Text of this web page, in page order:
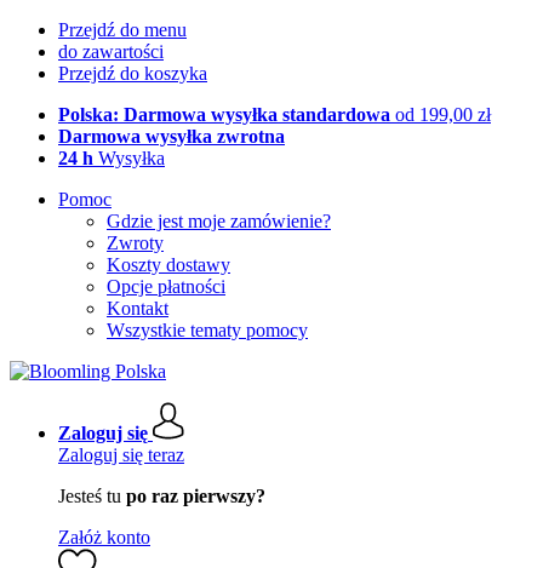
Przejdź do menu
do zawartości
Przejdź do koszyka
Polska: Darmowa wysyłka standardowa od 199,00 zł
Darmowa wysyłka zwrotna
24 h Wysyłka
Pomoc
Gdzie jest moje zamówienie?
Zwroty
Koszty dostawy
Opcje płatności
Kontakt
Wszystkie tematy pomocy
Zaloguj się
Zaloguj się teraz
Jesteś tu po raz pierwszy?
Załóż konto